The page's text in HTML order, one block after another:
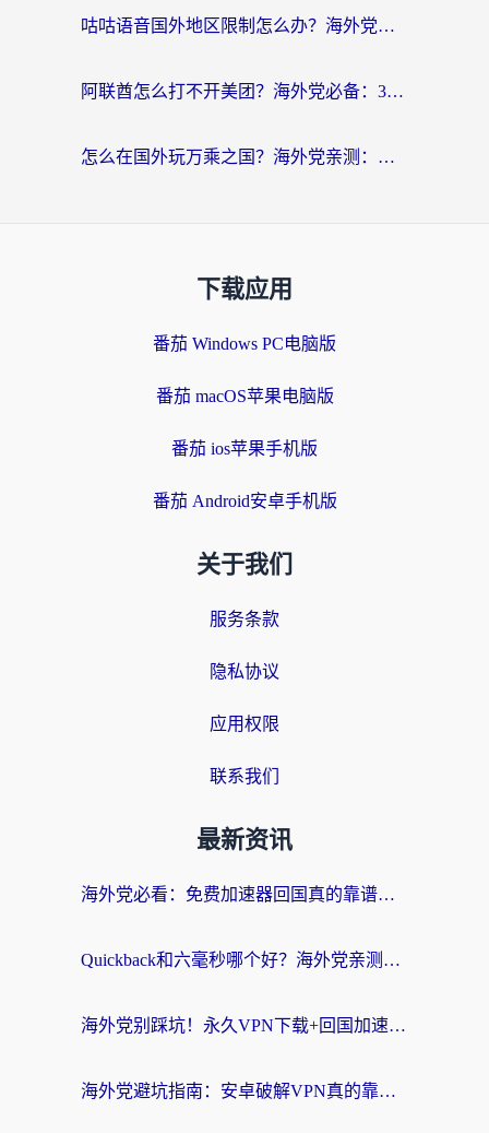
咕咕语音国外地区限制怎么办？海外党必备的回国加速器选择指南（附音悦Tai、搜狐视频解决妙招）
阿联酋怎么打不开美团？海外党必备：3步解决回国追剧、看球、刷B站的全部烦恼
怎么在国外玩万乘之国？海外党亲测：突破限制的3个实用技巧
下载应用
番茄 Windows PC电脑版
番茄 macOS苹果电脑版
番茄 ios苹果手机版
番茄 Android安卓手机版
关于我们
服务条款
隐私协议
应用权限
联系我们
最新资讯
海外党必看：免费加速器回国真的靠谱吗？3步教你选到好用的归雁替代
Quickback和六毫秒哪个好？海外党亲测：选对回国加速器，无缝刷剧办公不再愁
海外党别踩坑！永久VPN下载+回国加速器选择指南，无缝刷国内剧游戏支付
海外党避坑指南：安卓破解VPN真的靠谱吗？教你选对回国加速器无缝刷国内资源